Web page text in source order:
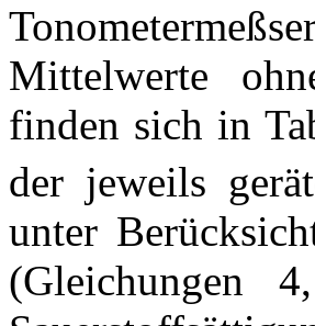
Mittelwerte
finden sich in
der jeweils
unter
(Gleichungen